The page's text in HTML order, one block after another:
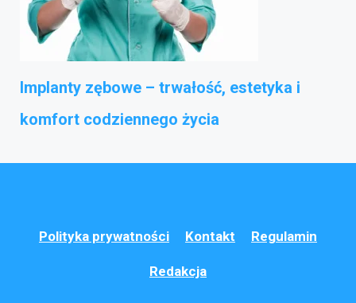
Implanty zębowe – trwałość, estetyka i
komfort codziennego życia
Polityka prywatności Kontakt Regulamin
Redakcja